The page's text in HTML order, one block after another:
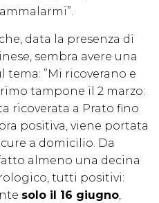
data la presenza di
sembra avere una
tema: ”Mi ricoverano e
tampone il 2 marzo:
ricoverata a Prato fino
positiva, viene portata
a domicilio. Da
almeno una decina
tutti positivi:
solo il 16 giugno,